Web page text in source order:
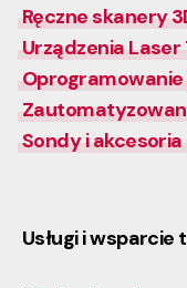
Ręczne skanery
Urządzenia
Sondy i akcesoria
Usługi i wsparcie